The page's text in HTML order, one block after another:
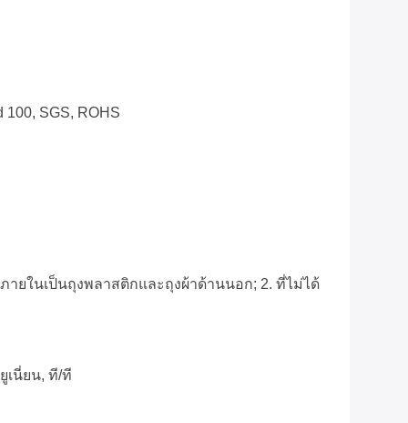
100, SGS, ROHS
ายในเป็นถุงพลาสติกและถุงผ้าด้านนอก; 2. ที่ไม่ได้
ยูเนี่ยน, ที/ที